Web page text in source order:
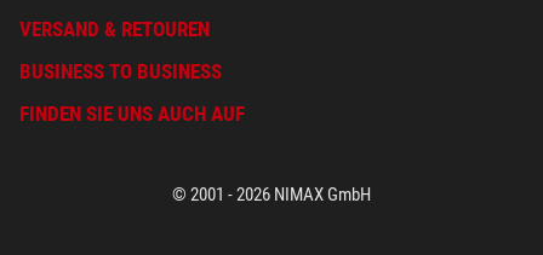
VERSAND & RETOUREN
BUSINESS TO BUSINESS
FINDEN SIE UNS AUCH AUF
© 2001 - 2026 NIMAX GmbH